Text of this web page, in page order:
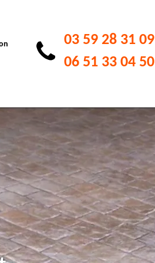
03 59 28 31 09
06 51 33 04 50